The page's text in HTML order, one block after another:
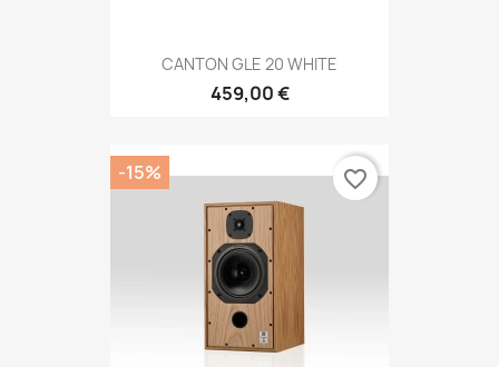
CANTON GLE 20 WHITE
459,00 €
-15% favorite_border